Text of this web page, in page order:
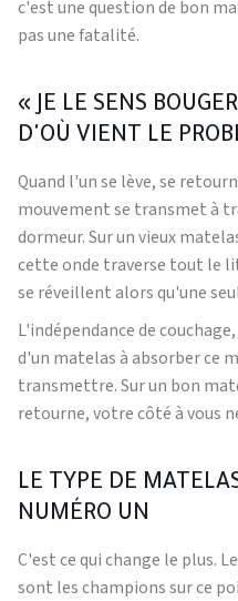
c'est une question de bon
pas une fatalité.
« JE LE SENS
D'OÙ VIENT LE
Quand l'un se lève, se
mouvement se transmet à
dormeur. Sur un vieux
cette onde traverse tout le
se réveillent alors qu'une
L'indépendance de
d'un matelas à absorber ce
transmettre. Sur un bon
retourne, votre côté à vous
LE TYPE DE
NUMÉRO UN
C'est ce qui change le plus.
sont les champions sur ce